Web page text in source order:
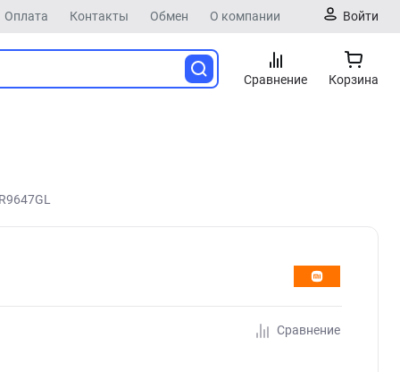
Оплата Контакты Обмен О компании Войти
Сравнение Корзина
Сравнение